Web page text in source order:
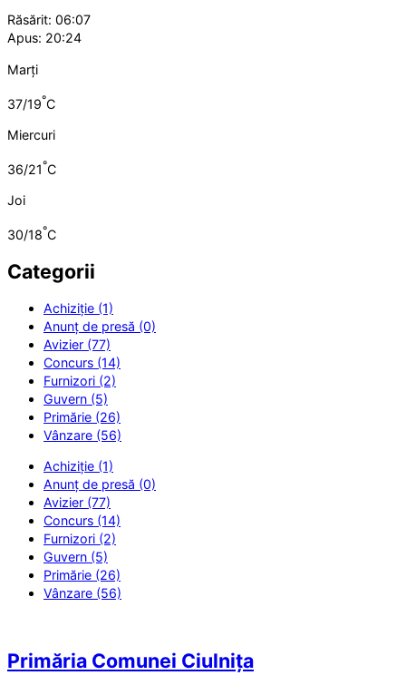
Răsărit: 06:07
Apus: 20:24
Marți
37/19°C
Miercuri
36/21°C
Joi
30/18°C
Categorii
Achiziție (1)
Anunț de presă (0)
Avizier (77)
Concurs (14)
Furnizori (2)
Guvern (5)
Primărie (26)
Vânzare (56)
Achiziție (1)
Anunț de presă (0)
Avizier (77)
Concurs (14)
Furnizori (2)
Guvern (5)
Primărie (26)
Vânzare (56)
Primăria Comunei Ciulnița